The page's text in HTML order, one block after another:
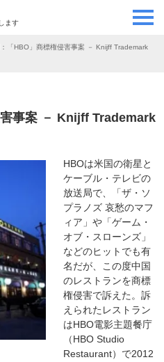
ます
「HBO」商標権侵害事案 － Knijff Trademark
事案 － Knijff Trademark
HBOは米国の衛星と
ケーブル・テレビの
放送局で、「ザ・ソ
プラノズ 哀愁のマフ
ィア」や「ゲーム・
オブ・スローンズ」
などのヒットでも有
名だが、この度中国
のレストランを商標
権侵害で訴えた。訴
えられたレストラン
はHBO電影主題餐庁
（HBO Studio
Restaurant）で2012